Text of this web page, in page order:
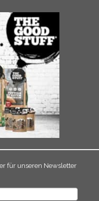
für unseren Newsletter